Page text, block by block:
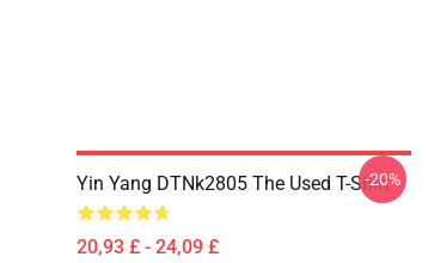
Yin Yang DTNk2805 The Used T-Shirt
20,93 £ - 24,09 £
-20%